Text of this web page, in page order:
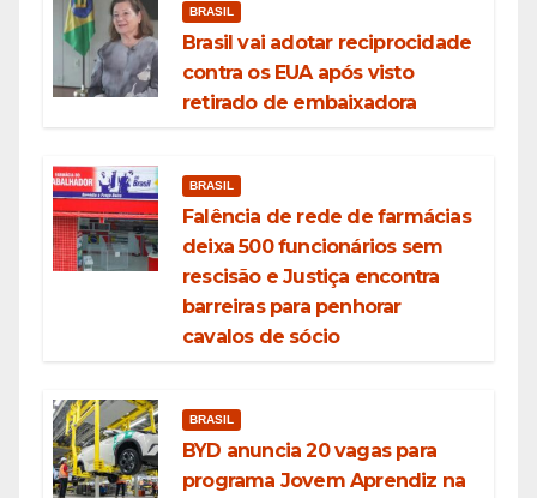
BRASIL
Brasil vai adotar reciprocidade
contra os EUA após visto
retirado de embaixadora
BRASIL
Falência de rede de farmácias
deixa 500 funcionários sem
rescisão e Justiça encontra
barreiras para penhorar
cavalos de sócio
BRASIL
BYD anuncia 20 vagas para
programa Jovem Aprendiz na